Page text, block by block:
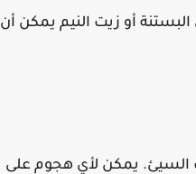
أو زيت النيم يمكن أن
السيئ. يمكن لأي هجوم على